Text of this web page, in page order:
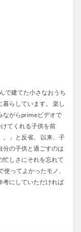
で建てた小さなおうち
らしています。 楽し
ながらprimeビデオで
てくれる子供を前
。」と反省。 以来、子
分の子供と過ごすのは
忙しさにそれを忘れて
ってよかったモノ、
考にしていただければ